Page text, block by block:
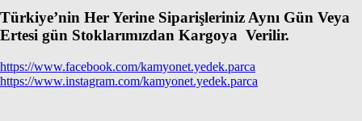
Türkiye’nin Her Yerine Siparişleriniz Aynı Gün Veya
Ertesi gün Stoklarımızdan Kargoya Verilir.
https://www.facebook.com/kamyonet.yedek.parca
https://www.instagram.com/kamyonet.yedek.parca